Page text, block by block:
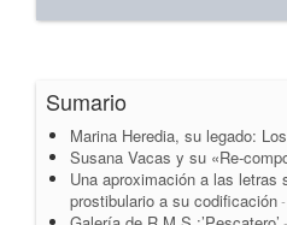
Sumario
Marina Heredia, su legado:
Susana Vacas y su «Re-
Una aproximación a las letras
prostibulario a su codificación